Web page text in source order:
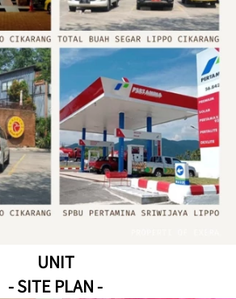
UNIT
- SITE PLAN -